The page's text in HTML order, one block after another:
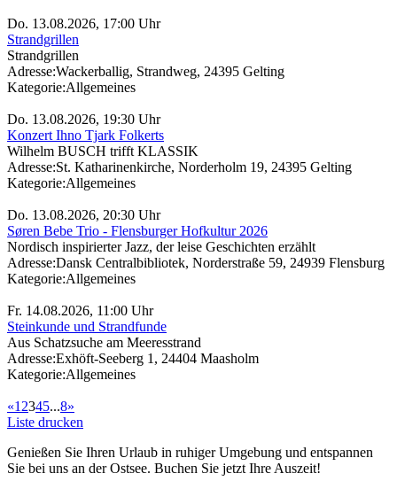
Do. 13.08.2026, 17:00 Uhr
Strandgrillen
Strandgrillen
Adresse:Wackerballig, Strandweg, 24395 Gelting
Kategorie:Allgemeines
Do. 13.08.2026, 19:30 Uhr
Konzert Ihno Tjark Folkerts
Wilhelm BUSCH trifft KLASSIK
Adresse:St. Katharinenkirche, Norderholm 19, 24395 Gelting
Kategorie:Allgemeines
Do. 13.08.2026, 20:30 Uhr
Søren Bebe Trio - Flensburger Hofkultur 2026
Nordisch inspirierter Jazz, der leise Geschichten erzählt
Adresse:Dansk Centralbibliotek, Norderstraße 59, 24939 Flensburg
Kategorie:Allgemeines
Fr. 14.08.2026, 11:00 Uhr
Steinkunde und Strandfunde
Aus Schatzsuche am Meeresstrand
Adresse:Exhöft-Seeberg 1, 24404 Maasholm
Kategorie:Allgemeines
«1 2345...8»
Liste drucken
Genießen Sie Ihren Urlaub in ruhiger Umgebung und entspannen
Sie bei uns an der Ostsee. Buchen Sie jetzt Ihre Auszeit!